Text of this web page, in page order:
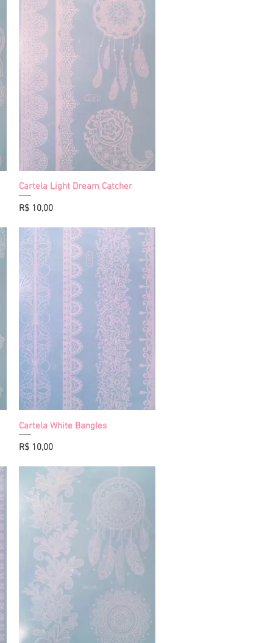
Visualização rápida
Cartela Light Dream Catcher
Preço
R$ 10,00
Visualização rápida
Cartela White Bangles
Preço
R$ 10,00